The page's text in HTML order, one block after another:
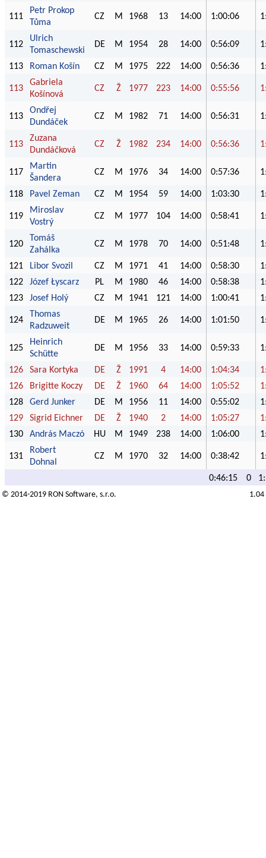
111
Petr Prokop
Tůma
CZ M 1968 13 14:00 1:00:06
112
Ulrich
Tomaschewski
DE M 1954 28 14:00 0:56:09
113 Roman Košín CZ M 1975 222 14:00 0:56:36
113
Gabriela
Košínová
CZ Ž 1977 223 14:00 0:55:56
113
Ondřej
Dundáček
CZ M 1982 71 14:00 0:56:31
113
Zuzana
Dundáčková
CZ Ž 1982 234 14:00 0:56:36
117
Martin
Šandera
CZ M 1976 34 14:00 0:57:36
118 Pavel Zeman CZ M 1954 59 14:00 1:03:30
119
Miroslav
Vostrý
CZ M 1977 104 14:00 0:58:41
120
Tomáš
Zahálka
CZ M 1978 70 14:00 0:51:48
121 Libor Svozil CZ M 1971 41 14:00 0:58:30
122
Józef Łyscarz PL M 1980 46 14:00 0:58:38
123
Josef Holý CZ M 1941 121 14:00 1:00:41
124
Thomas
Radzuweit
DE M 1965 26 14:00 1:01:50
125
Heinrich
Schütte
DE M 1956 33 14:00 0:59:33
126 Sara Kortyka DE Ž 1991 4 14:00 1:04:34
126
Brigitte Koczy DE Ž 1960 64 14:00 1:05:52
128
Gerd Junker DE M 1956 11 14:00 0:55:02
129
Sigrid Eichner DE Ž 1940 2 14:00 1:05:27
130
András Maczó HU M 1949 238 14:00 1:06:00
131
Robert
Dohnal
CZ M 1970 32 14:00 0:38:42
0:46:15 0
© 2014-2019 RON Software, s.r.o. 1.04